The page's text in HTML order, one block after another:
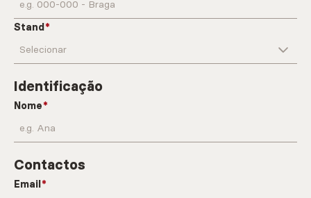
Stand
Identificação
Nome
Contactos
Email